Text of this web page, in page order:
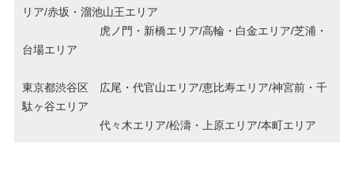
リア/赤坂・溜池山王エリア
虎ノ門・新橋エリア/高輪・白金エリア/芝浦・
台場エリア
東京都渋谷区 広尾・代官山エリア/恵比寿エリア/神宮前・千
駄ヶ谷エリア
代々木エリア/松濤・上原エリア/本町エリア